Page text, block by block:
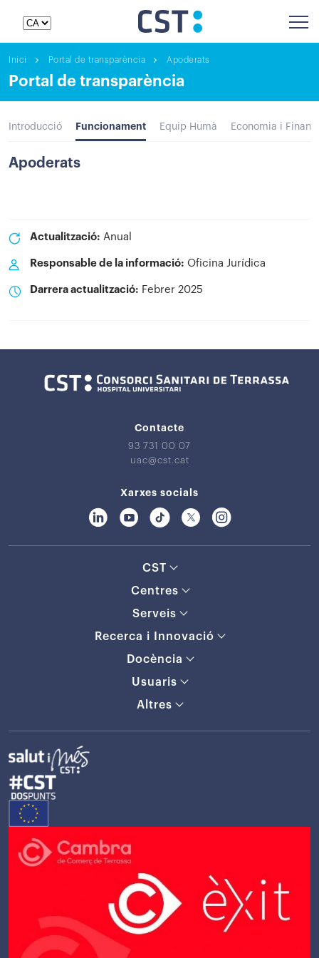
Inici Portal de transparència Apoderats
Portal de transparència
Introducció Funcionament Equip Humà Economia i
Apoderats
Actualització: Anual
Responsable de la informació: Oficina Jurídica
Darrera actualització: Febrer 2025
Contacte
93 731 00 07
uac@cst.cat
Xarxes socials
CST
Centres
Serveis
Recerca i Innovació
Docència
Usuaris
Altres